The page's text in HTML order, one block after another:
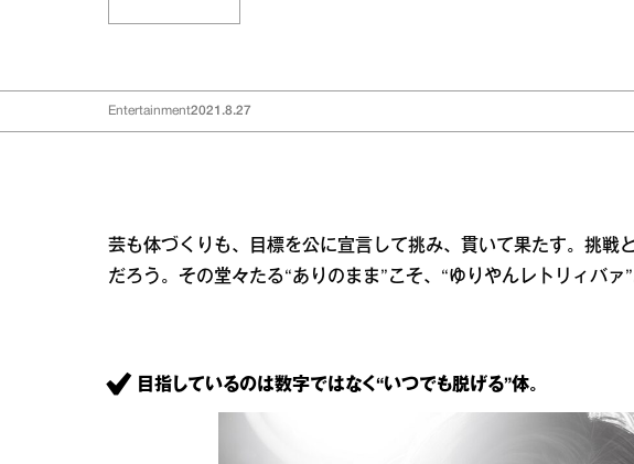
Entertainment2021.8.27
芸も体づくりも、目標を公に宣言して挑み、貫いて果たす。挑戦
だろう。その堂々たる“ありのまま”こそ、“ゆりやんレトリィバァ”
目指しているのは数字ではなく“いつでも脱げる”体。